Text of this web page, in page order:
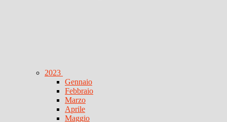
2023
Gennaio
Febbraio
Marzo
Aprile
Maggio